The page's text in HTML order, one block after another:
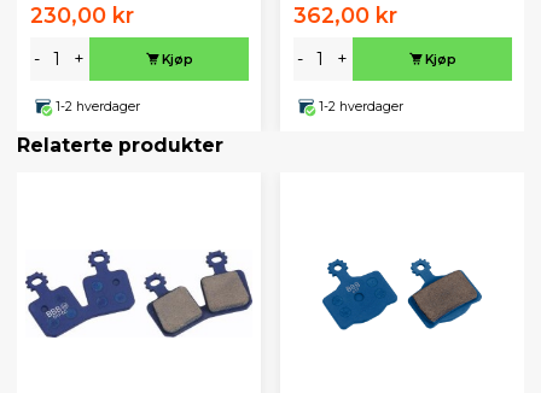
230,00 kr
- + Kjøp
1-2 hverdager
362,00 kr
- + Kjøp
1-2 hverdager
Relaterte produkter